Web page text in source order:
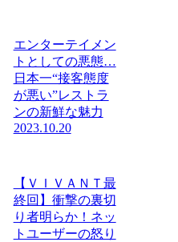
エンターテイメン
トとしての悪態…
日本一“接客態度
が悪い”レストラ
ンの新鮮な魅力
2023.10.20
【ＶＩＶＡＮＴ最
終回】衝撃の裏切
り者明らか！ネッ
トユーザーの怒り